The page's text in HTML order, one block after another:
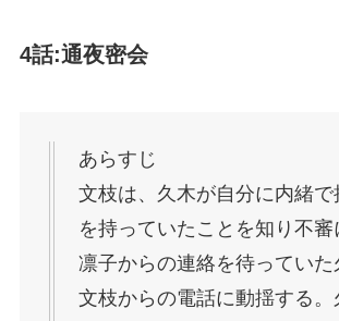
4話:通夜密会
あらすじ
文枝は、久木が自分に内緒で
を持っていたことを知り不審
凛子からの連絡を待っていた
文枝からの電話に動揺する。